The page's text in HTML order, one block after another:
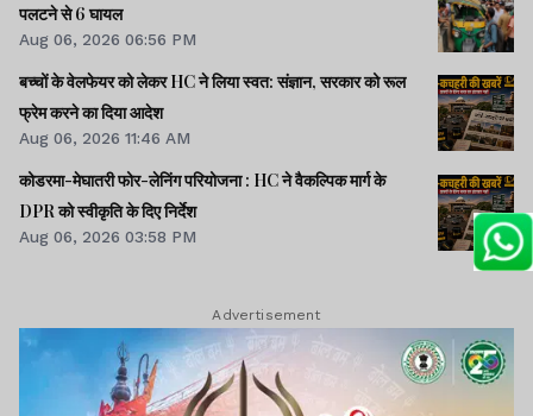
पलटने से 6 घायल
Aug 06, 2026 06:56 PM
बच्चों के वेलफेयर को लेकर HC ने लिया स्वत: संज्ञान, सरकार को रूल
फ्रेम करने का दिया आदेश
Aug 06, 2026 11:46 AM
कोडरमा-मेघातरी फोर-लेनिंग परियोजना : HC ने वैकल्पिक मार्ग के
DPR को स्वीकृति के दिए निर्देश
Aug 06, 2026 03:58 PM
Advertisement